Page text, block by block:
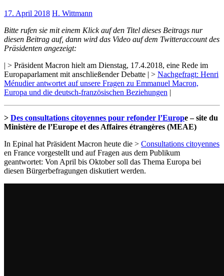
17. April 2018 H. Wittmann
Bitte rufen sie mit einem Klick auf den Titel dieses Beitrags nur
diesen Beitrag auf, dann wird das Video auf dem Twitteraccount des
Präsidenten angezeigt:
| > Präsident Macron hielt am Dienstag, 17.4.2018, eine Rede im
Europaparlament mit anschließender Debatte | > Nachgefragt: Henri
Ménudier antwortet auf unsere Fragen zu Emmanuel Macron,
Europa und die deutsch-französischen Beziehungen |
> Des consultations citoyennes pour refonder l’Europe – site du
Ministère de l’Europe et des Affaires étrangères (MEAE)
In Epinal hat Präsident Macron heute die > Consultations citoyennes
en France vorgestellt und auf Fragen aus dem Publikum
geantwortet: Von April bis Oktober soll das Thema Europa bei
diesen Bürgerbefragungen diskutiert werden.